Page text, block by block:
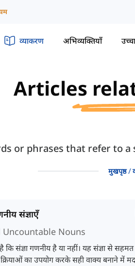
व्याकरण अभिव्यक्तियाँ
Articles
or phrases that refer to
मुखपृष्ठ
संज्ञाएँ
Uncountable Nouns
कि संज्ञा गणनीय है या नहीं। यह संज्ञा से सहमत
का उपयोग करके सही वाक्य बनाने में